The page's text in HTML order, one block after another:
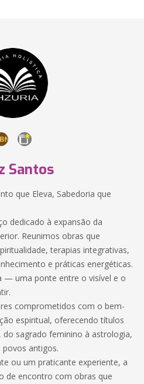
Santos
que Eleva, Sabedoria que
dedicado à expansão da
Reunimos obras que
terapias integrativas,
e práticas energéticas.
— uma ponte entre o visível e o
comprometidos com o bem-
espiritual, oferecendo títulos
do sagrado feminino à astrologia,
antigos.
ou um praticante experiente, a
de encontro com obras que